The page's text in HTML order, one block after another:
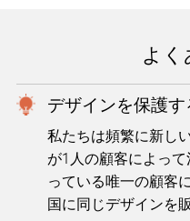
よく
デザインを保護す
私たちは頻繁に新し
が1人の顧客によっ
っている唯一の顧客
国に同じデザインを